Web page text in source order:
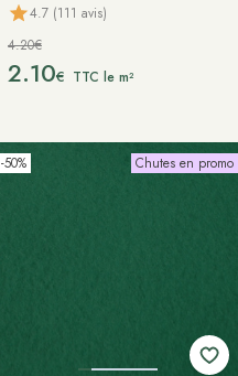
4.7 (111 avis)
4.20€
2.10€ TTC le m²
-50% Chutes en promo